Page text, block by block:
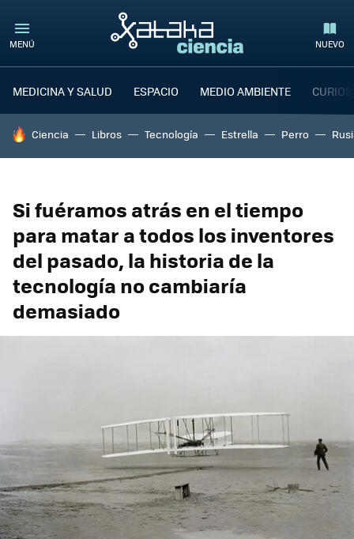
MENÚ NUEVO
MEDICINA Y SALUD ESPACIO MEDIO AMBIENTE
HOY SE HABLA DE
Ciencia Libros Tecnología Estrella Perro
Si fuéramos atrás en el tiempo
para matar a todos los inventores
del pasado, la historia de la
tecnología no cambiaría
demasiado